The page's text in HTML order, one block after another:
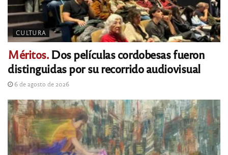
CULTURA
Méritos.Dos películas cordobesas fueron
distinguidas por su recorrido audiovisual
6 de agosto de 2026